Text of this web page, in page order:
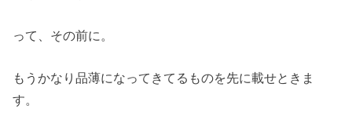
って、その前に。
もうかなり品薄になってきてるものを先に載せときま
す。